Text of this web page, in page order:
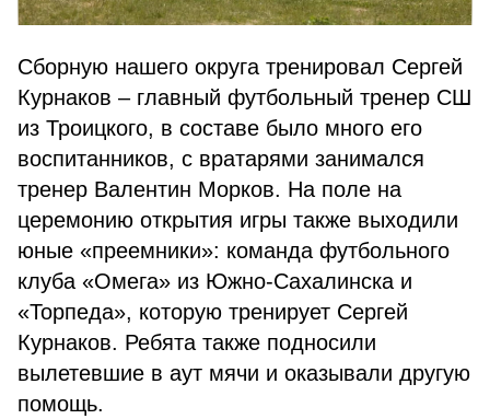
Сборную нашего округа тренировал Сергей
Курнаков – главный футбольный тренер СШ
из Троицкого, в составе было много его
воспитанников, с вратарями занимался
тренер Валентин Морков. На поле на
церемонию открытия игры также выходили
юные «преемники»: команда футбольного
клуба «Омега» из Южно-Сахалинска и
«Торпеда», которую тренирует Сергей
Курнаков. Ребята также подносили
вылетевшие в аут мячи и оказывали другую
помощь.